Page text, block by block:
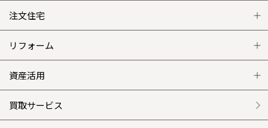
注文住宅
注文住宅 トップ
グレートステージ
クレステージ
リフォーム
リフォーム トップ
リフォームメニュー
資産活用
資産活用 トップ
買取サービス